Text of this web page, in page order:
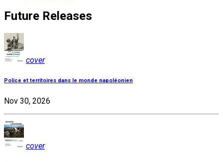
Future Releases
cover
Police et territoires dans le monde napoléonien
Nov 30, 2026
cover